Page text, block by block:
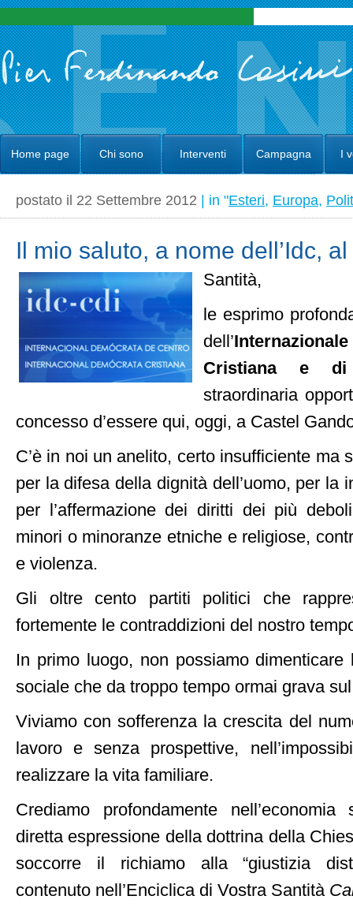
Home page Chi sono Interventi Campagna I
postato il 22 Settembre 2012 | in "Esteri, Europa,
Il mio saluto, a nome dell’Idc,
Santità,
le esprimo
dell’
Cristiana e di
straordinaria
concesso d’essere qui, oggi, a Castel
C’è in noi un anelito, certo insufficiente ma
per la difesa della dignità dell’uomo, per la
per l’affermazione dei diritti dei più
minori o minoranze etniche e religiose,
e violenza.
Gli oltre cento partiti politici che
fortemente le contraddizioni del nostro
In primo luogo, non possiamo
sociale che da troppo tempo ormai grava
Viviamo con sofferenza la crescita del
lavoro e senza prospettive,
realizzare la vita familiare.
Crediamo profondamente
diretta espressione della dottrina della
soccorre il richiamo alla “giustizia
contenuto nell’Enciclica di Vostra Santità